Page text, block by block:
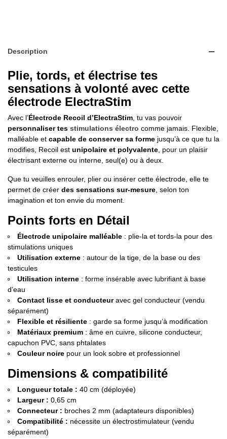
Description
Plie, tords, et électrise tes
sensations à volonté avec cette
électrode ElectraStim
Avec l’Électrode Recoil d’ElectraStim , tu vas pouvoir
personnaliser tes stimulations électro comme jamais. Flexible,
malléable et capable de conserver sa forme jusqu’à ce que tu la
modifies, Recoil est unipolaire et polyvalente , pour un plaisir
électrisant externe ou interne, seul(e) ou à deux.
Que tu veuilles enrouler, plier ou insérer cette électrode, elle te
permet de créer des sensations sur-mesure , selon ton
imagination et ton envie du moment.
Points forts en Détail
Électrode unipolaire malléable : plie-la et tords-la pour des
stimulations uniques
Utilisation externe : autour de la tige, de la base ou des
testicules
Utilisation interne : forme insérable avec lubrifiant à base
d’eau
Contact lisse et conducteuravec gel conducteur (vendu
séparément)
Flexible et résiliente : garde sa forme jusqu’à modification
Matériaux premium : âme en cuivre, silicone conducteur,
capuchon PVC, sans phtalates
Couleur noire pour un look sobre et professionnel
Dimensions & compatibilité
Longueur totale : 40 cm (déployée)
Largeur : 0,65 cm
Connecteur : broches 2 mm (adaptateurs disponibles)
Compatibilité : nécessite un électrostimulateur (vendu
séparément)